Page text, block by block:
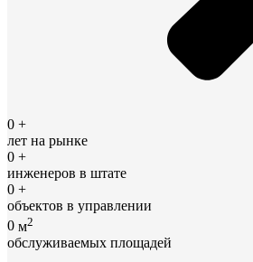
0 +
лет на рынке
0 +
инженеров в штате
0 +
объектов в управлении
0 м2
обслуживаемых площадей